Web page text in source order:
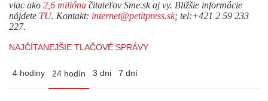
viac ako 2,6 milióna čitateľov Sme.sk aj vy. Bližšie informácie
nájdete TU. Kontakt: internet@petitpress.sk; tel:+421 2 59 233
227.
NAJČÍTANEJŠIE TLAČOVÉ SPRÁVY
4 hodiny 24 hodín 3 dni 7 dní